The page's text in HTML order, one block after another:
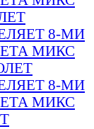
8-МИ
МИКС
8-МИ
МИКС